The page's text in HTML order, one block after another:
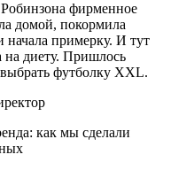
Робинзона фирменное
домой, покормила
примерку. И тут
на диету. Пришлось
футболку XXL.